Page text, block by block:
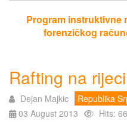
Program instruktivne
forenzičkog
Rafting na
Dejan Majkic
Republika
03 August 2013
Hits: